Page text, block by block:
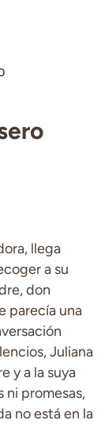
llega
a su
don
parecía una
Juliana
y a la suya
ni promesas,
no está en la